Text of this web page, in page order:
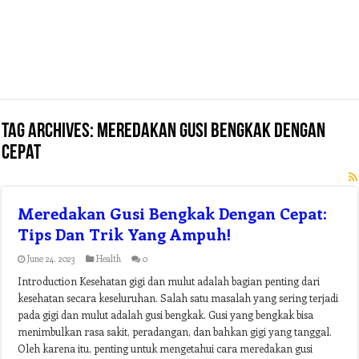
Tag Archives: meredakan gusi bengkak dengan
cepat
Meredakan Gusi Bengkak Dengan Cepat:
Tips Dan Trik Yang Ampuh!
June 24, 2023 Health 0
Introduction Kesehatan gigi dan mulut adalah bagian penting dari
kesehatan secara keseluruhan. Salah satu masalah yang sering terjadi
pada gigi dan mulut adalah gusi bengkak. Gusi yang bengkak bisa
menimbulkan rasa sakit, peradangan, dan bahkan gigi yang tanggal.
Oleh karena itu, penting untuk mengetahui cara meredakan gusi